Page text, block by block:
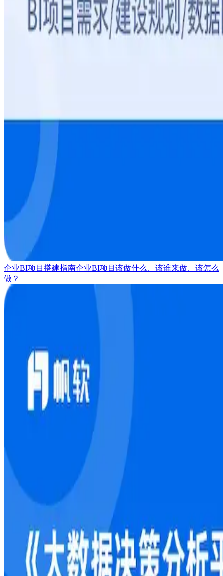
企业BI项目搭建指南企业BI项目该做什么、该谁来做、该怎么
做？